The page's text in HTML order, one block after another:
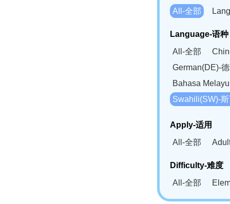
All-全部
Language-语种
All-全部
German(DE)-
Bahasa
Swahili(SW)-
Apply-适用
All-全部
Difficulty-难度
All-全部